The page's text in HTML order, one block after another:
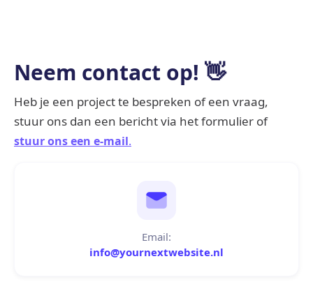
Neem contact op! 👋
Heb je een project te bespreken of een vraag,
stuur ons dan een bericht via het formulier of
stuur ons een e-mail.
Email:
info@yournextwebsite.nl